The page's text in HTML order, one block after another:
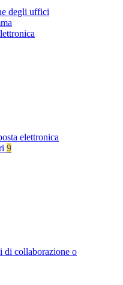
degli uffici
elettronica
9
di collaborazione o